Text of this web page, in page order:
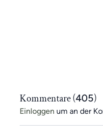
Kommentare (405)
Einloggen um an der